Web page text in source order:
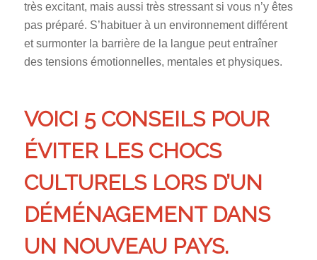
très excitant, mais aussi très stressant si vous n’y êtes
pas préparé. S’habituer à un environnement différent
et surmonter la barrière de la langue peut entraîner
des tensions émotionnelles, mentales et physiques.
VOICI 5 CONSEILS POUR
ÉVITER LES CHOCS
CULTURELS LORS D’UN
DÉMÉNAGEMENT DANS
UN NOUVEAU PAYS.